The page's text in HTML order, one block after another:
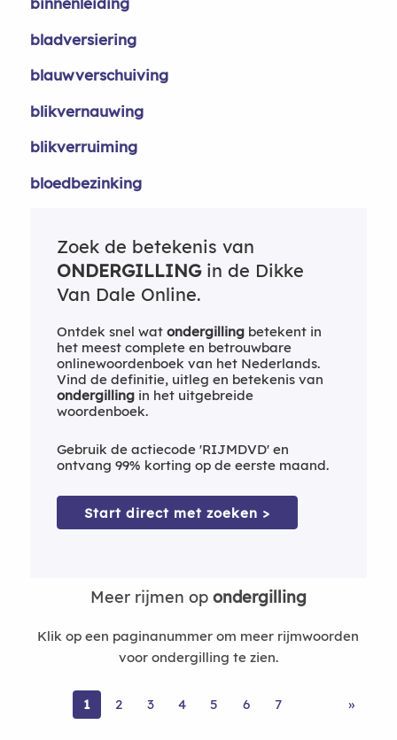
bladversiering
blauwverschuiving
blikvernauwing
blikverruiming
bloedbezinking
Zoek de betekenis van
ONDERGILLINGin de Dikke
Van Dale Online.
Ontdek snel wat ondergillingbetekent in
het meest complete en betrouwbare
onlinewoordenboek van het Nederlands.
Vind de definitie, uitleg en betekenis van
ondergillingin het uitgebreide
woordenboek.
Gebruik de actiecode 'RIJMDVD' en
ontvang 99% korting op de eerste maand.
Start direct met zoeken >
Meer rijmen op ondergilling
Klik op een paginanummer om meer rijmwoorden
voor ondergilling te zien.
1 2 3 4 5 6 7 »